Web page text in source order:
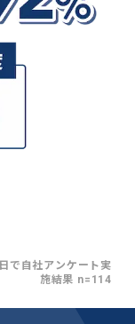
で自社アンケート実
施結果 n=114